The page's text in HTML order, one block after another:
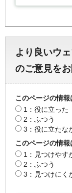
より良いウ
のご意見を
このページの情
1：役に立った
2：ふつう
3：役に立たな
このページの情
1：見つけやす
2：ふつう
3：見つけにく